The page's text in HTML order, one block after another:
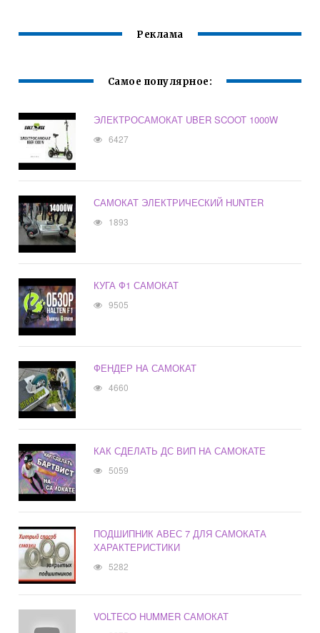
Реклама
Самое популярное:
ЭЛЕКТРОСАМОКАТ UBER SCOOT 1000W
6427
САМОКАТ ЭЛЕКТРИЧЕСКИЙ HUNTER
1893
КУГА Ф1 САМОКАТ
9505
ФЕНДЕР НА САМОКАТ
4660
КАК СДЕЛАТЬ ДС ВИП НА САМОКАТЕ
5059
ПОДШИПНИК АВЕС 7 ДЛЯ САМОКАТА
ХАРАКТЕРИСТИКИ
5282
VOLTECO HUMMER САМОКАТ